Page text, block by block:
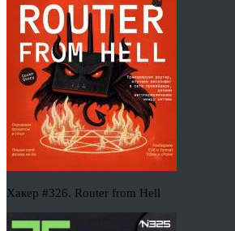
Хакер #326. Router from Hell